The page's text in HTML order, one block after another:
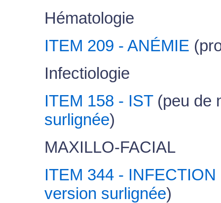
Hématologie
ITEM 209 - ANÉMIE
Infectiologie
ITEM 158 - IST(peu de
surlignée)
MAXILLO-FACIAL
ITEM 344 -
version surlignée)